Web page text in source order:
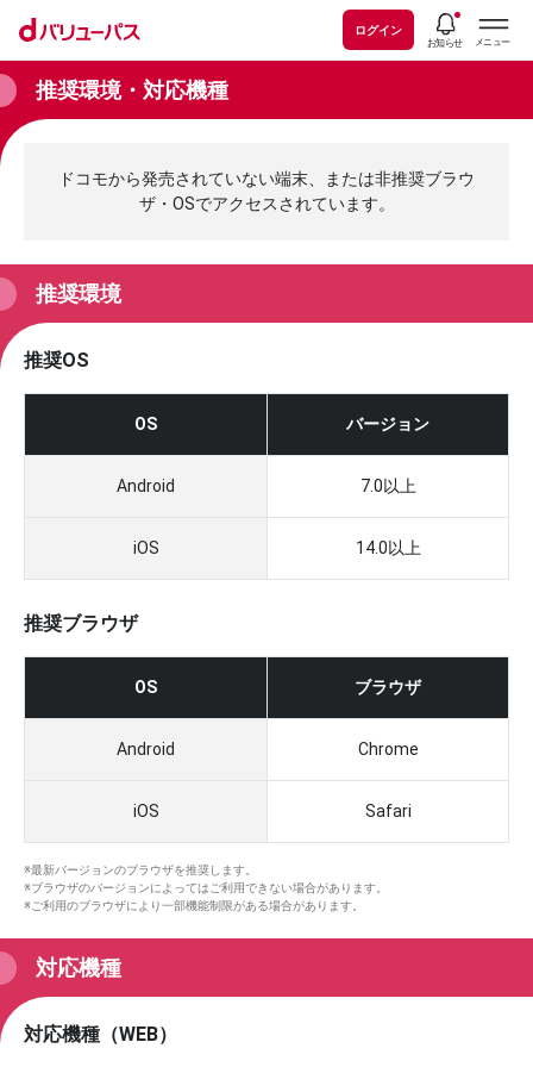
ログイン
推奨環境・対応機種
ドコモから発売されていない端末、または非推奨ブラウ
ザ・OSでアクセスされています。
推奨環境
推奨OS
OS バージョン
Android 7.0以上
iOS 14.0以上
推奨ブラウザ
OS ブラウザ
Android Chrome
iOS Safari
※最新バージョンのブラウザを推奨します。
※ブラウザのバージョンによってはご利用できない場合があります。
※ご利用のブラウザにより一部機能制限がある場合があります。
対応機種
対応機種（WEB）